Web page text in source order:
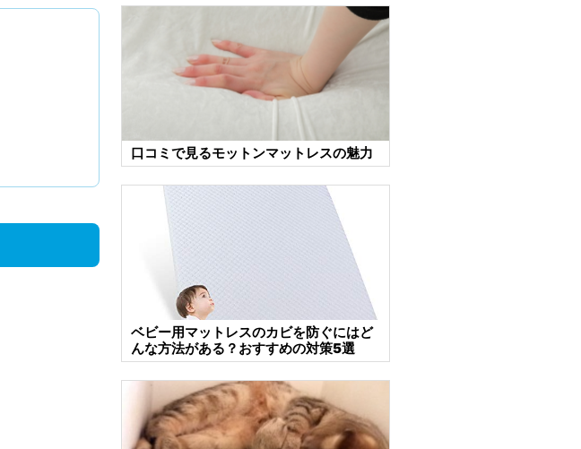
口コミで見るモットンマットレスの魅力
ベビー用マットレスのカビを防ぐにはど
んな方法がある？おすすめの対策5選